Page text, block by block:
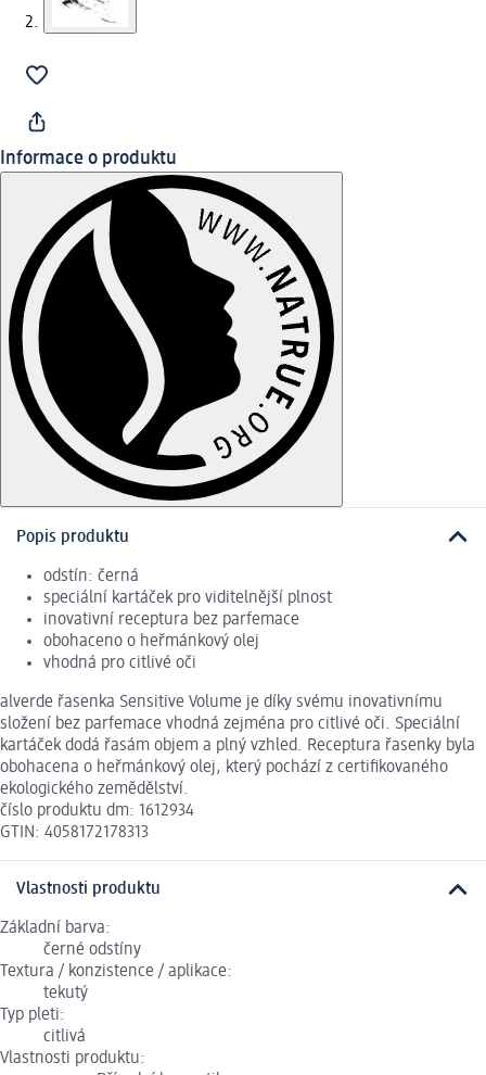
Informace o produktu
Popis produktu
odstín: černá
speciální kartáček pro viditelnější plnost
inovativní receptura bez parfemace
obohaceno o heřmánkový olej
vhodná pro citlivé oči
alverde řasenka Sensitive Volume je díky svému inovativnímu
složení bez parfemace vhodná zejména pro citlivé oči. Speciální
kartáček dodá řasám objem a plný vzhled. Receptura řasenky byla
obohacena o heřmánkový olej, který pochází z certifikovaného
ekologického zemědělství.
číslo produktu dm: 1612934
GTIN: 4058172178313
Vlastnosti produktu
Základní barva:
černé odstíny
Textura / konzistence / aplikace:
tekutý
Typ pleti:
citlivá
Vlastnosti produktu: